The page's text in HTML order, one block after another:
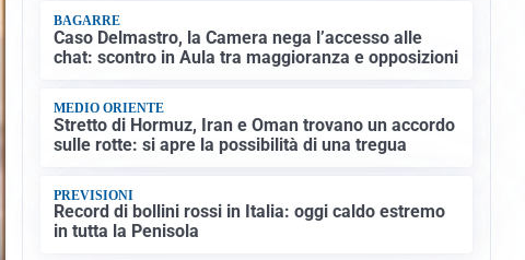
BAGARRE
Caso Delmastro, la Camera nega l’accesso alle
chat: scontro in Aula tra maggioranza e opposizioni
MEDIO ORIENTE
Stretto di Hormuz, Iran e Oman trovano un accordo
sulle rotte: si apre la possibilità di una tregua
PREVISIONI
Record di bollini rossi in Italia: oggi caldo estremo
in tutta la Penisola